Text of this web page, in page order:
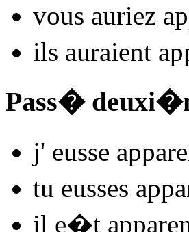
vous auriez
ils auraient
Pass�
j' eusse
tu eusses
il e�t